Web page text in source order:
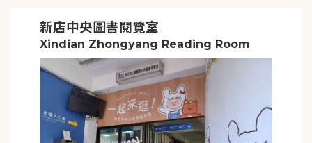
新店中央圖書閱覽室
Xindian Zhongyang Reading Room